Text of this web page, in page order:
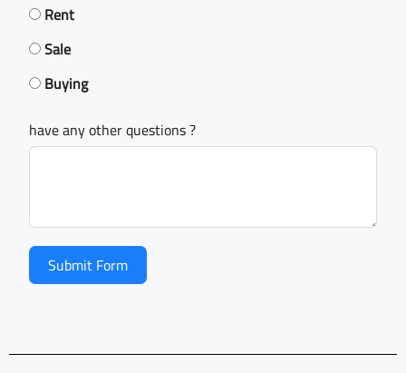
Rent
Sale
Buying
have any other questions ?
Submit Form